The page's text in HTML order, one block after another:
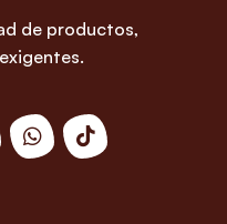
de productos,